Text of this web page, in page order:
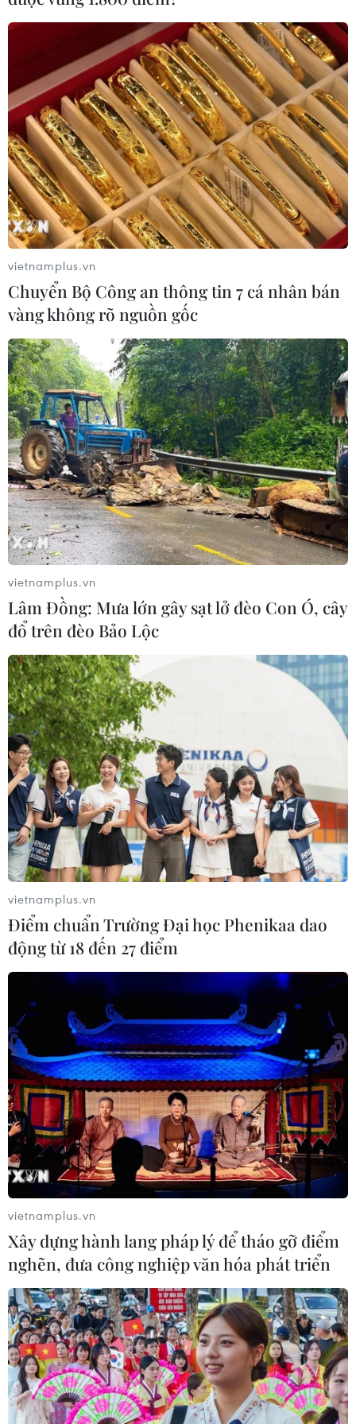
TIN CÙNG CHUYÊN MỤC
Tổng Bí thư, Chủ tịch nước Tô Lâm
bắt đầu thăm cấp Nhà nước Australia
09/08/2026 12:05
Australia điều tra vụ hai máy bay suýt
va chạm tại sân bay Sydney
09/08/2026 07:04
vietnamplus.vn
Chuyển Bộ Công an thông tin 7 cá nhân bán
vàng không rõ nguồn gốc
vietnamplus.vn
Lâm Đồng: Mưa lớn gây sạt lở đèo Con Ó, cây
đổ trên đèo Bảo Lộc
vietnamplus.vn
Điểm chuẩn Trường Đại học Phenikaa dao
động từ 18 đến 27 điểm
vietnamplus.vn
Xây dựng hành lang pháp lý để tháo gỡ điểm
nghẽn, đưa công nghiệp văn hóa phát triển